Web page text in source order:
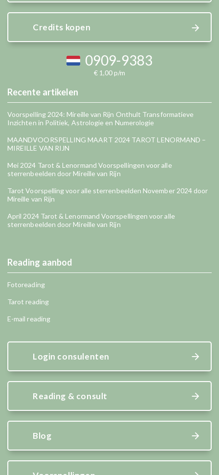
Credits kopen
0909-9383
€ 1,00 p/m
Recente artikelen
Voorspelling 2024: Mireille van Rijn Onthult Transformatieve
Inzichten in Politiek, Astrologie en Numerologie
MAANDVOORSPELLING MAART 2024 TAROT LENORMAND –
MIREILLE VAN RIJN
Mei 2024 Tarot & Lenormand Voorspellingen voor alle
sterrenbeelden door Mireille van Rijn
Tarot Voorspelling voor alle sterrenbeelden November 2024 door
Mireille van Rijn
April 2024 Tarot & Lenormand Voorspellingen voor alle
sterrenbeelden door Mireille van Rijn
Reading aanbod
Fotoreading
Tarot reading
E-mail reading
Login consulenten
Reading & consult
Blog